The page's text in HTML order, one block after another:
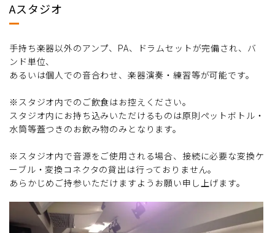
Aスタジオ
手持ち楽器以外のアンプ、PA、ドラムセットが完備され、バ
ンド単位、
あるいは個人での音合わせ、楽器演奏・練習等が可能です。
※スタジオ内でのご飲食はお控えください。
スタジオ内にお持ち込みいただけるものは原則ペットボトル・
水筒等蓋つきのお飲み物のみとなります。
※スタジオ内で音源をご使用される場合、接続に必要な変換ケ
ーブル・変換コネクタの貸出は行っておりません。
あらかじめご持参いただけますようお願い申し上げます。